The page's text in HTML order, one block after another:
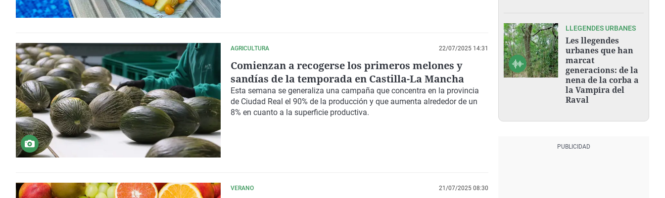
AGRICULTURA 22/07/2025 14:31
Comienzan a recogerse los primeros melones y
sandías de la temporada en Castilla-La Mancha
Esta semana se generaliza una campaña que concentra en la provincia
de Ciudad Real el 90% de la producción y que aumenta alrededor de un
8% en cuanto a la superficie productiva.
VERANO 21/07/2025 08:30
LLEGENDES URBANES
Les llegendes
urbanes que han
marcat
generacions: de la
nena de la corba a
la Vampira del
Raval